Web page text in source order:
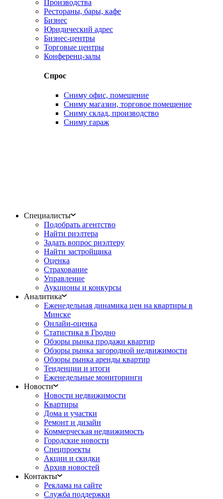
Производства
Рестораны, бары, кафе
Бизнес
Юридический адрес
Бизнес-центры
Торговые центры
Конференц-залы
Спрос
Сниму офис, помещение
Сниму магазин, торговое помещение
Сниму склад, производство
Сниму гараж
Специалисты
Подобрать агентство
Найти риэлтера
Задать вопрос риэлтеру
Найти застройщика
Оценка
Страхование
Управление
Аукционы и конкурсы
Аналитика
Еженедельная динамика цен на квартиры в
Минске
Онлайн-оценка
Статистика в Гродно
Обзоры рынка продажи квартир
Обзоры рынка загородной недвижимости
Обзоры рынка аренды квартир
Тенденции и итоги
Еженедельные мониторинги
Новости
Новости недвижимости
Квартиры
Дома и участки
Ремонт и дизайн
Коммерческая недвижимость
Городские новости
Спецпроекты
Акции и скидки
Архив новостей
Контакты
Реклама на сайте
Служба поддержки